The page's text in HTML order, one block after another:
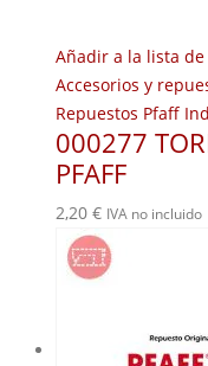
Añadir a la lista de
Accesorios y
Repuestos Pfaff
000277
PFAFF
2,20 € IVA no incluido